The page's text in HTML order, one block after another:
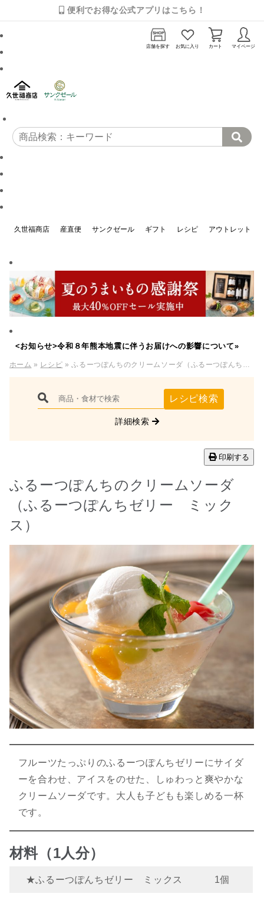
便利でお得な公式アプリはこちら！
店舗を探す お気に入り カート マイページ
久世福商店 産直便 サンクゼール ギフト レシピ アウトレット
<お知らせ>令和８年熊本地震に伴うお届けへの影響について»
ホーム » レシピ » ふるーつぽんちのクリームソーダ（ふるーつぽんちゼリー ミックス）
レシピ検索
詳細検索
印刷する
ふるーつぽんちのクリームソーダ
（ふるーつぽんちゼリー ミック
ス）
フルーツたっぷりのふるーつぽんちゼリーにサイダ
ーを合わせ、アイスをのせた、しゅわっと爽やかな
クリームソーダです。大人も子どもも楽しめる一杯
です。
材料（1人分）
★ふるーつぽんちゼリー ミックス 1個